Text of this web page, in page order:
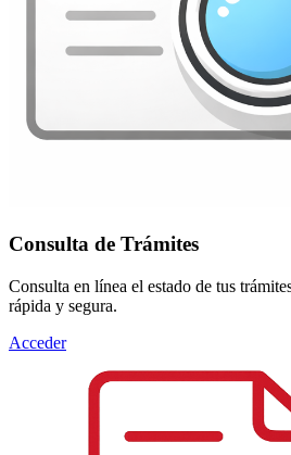
Consulta de Trámites
Consulta en línea el estado de tus
rápida y segura.
Acceder